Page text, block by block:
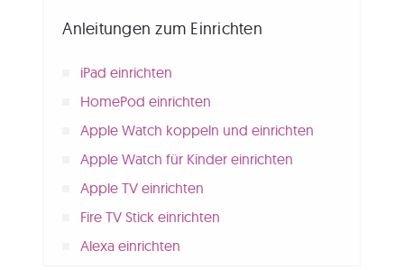
Anleitungen zum Einrichten
iPad einrichten
HomePod einrichten
Apple Watch koppeln und einrichten
Apple Watch für Kinder einrichten
Apple TV einrichten
Fire TV Stick einrichten
Alexa einrichten